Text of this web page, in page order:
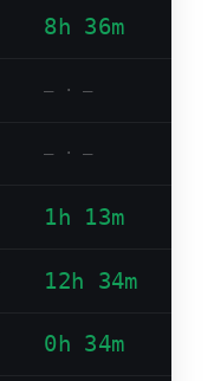
8h 36m
— · —
— · —
1h 13m
12h 34m
0h 34m